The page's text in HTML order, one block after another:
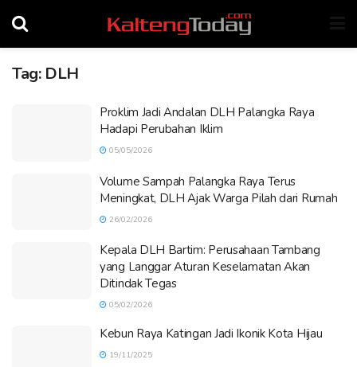
Tag: DLH
Proklim Jadi Andalan DLH Palangka Raya
Hadapi Perubahan Iklim
05/05/2026
Volume Sampah Palangka Raya Terus
Meningkat, DLH Ajak Warga Pilah dari Rumah
26/02/2026
Kepala DLH Bartim: Perusahaan Tambang
yang Langgar Aturan Keselamatan Akan
Ditindak Tegas
05/02/2026
Kebun Raya Katingan Jadi Ikonik Kota Hijau
19/11/2025